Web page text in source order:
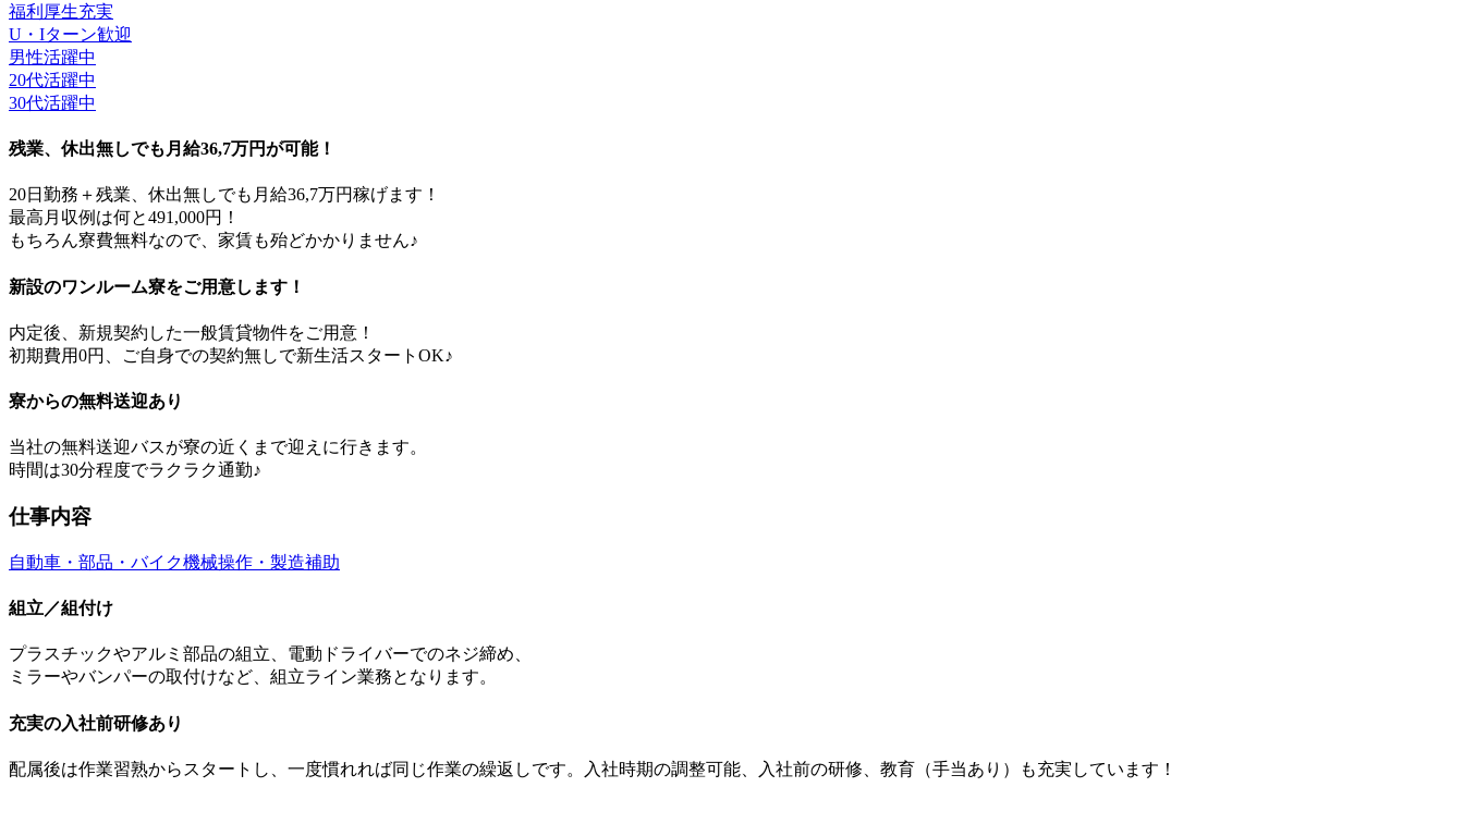
福利厚生充実
U・Iターン歓迎
男性活躍中
20代活躍中
30代活躍中
残業、休出無しでも月給36,7万円が可能！
20日勤務＋残業、休出無しでも月給36,7万円稼げます！
最高月収例は何と491,000円！
もちろん寮費無料なので、家賃も殆どかかりません♪
新設のワンルーム寮をご用意します！
内定後、新規契約した一般賃貸物件をご用意！
初期費用0円、ご自身での契約無しで新生活スタートOK♪
寮からの無料送迎あり
当社の無料送迎バスが寮の近くまで迎えに行きます。
時間は30分程度でラクラク通勤♪
仕事内容
自動車・部品・バイク機械操作・製造補助
組立／組付け
プラスチックやアルミ部品の組立、電動ドライバーでのネジ締め、
ミラーやバンパーの取付けなど、組立ライン業務となります。
充実の入社前研修あり
配属後は作業習熟からスタートし、一度慣れれば同じ作業の繰返しです。入社時期の調整可能、入社前の研修、教育（手当あり）も充実しています！